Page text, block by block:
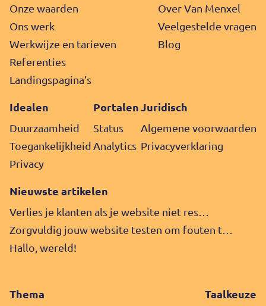
Onze waarden
Ons werk
Werkwijze en tarieven
Referenties
Landingspagina’s
Over Van Menxel
Veelgestelde vragen
Blog
Idealen
Duurzaamheid
Toegankelijkheid
Privacy
Portalen
Status
Analytics
Juridisch
Algemene voorwaarden
Privacy­verklaring
Nieuwste artikelen
Verlies je klanten als je website niet res…
Zorgvuldig jouw website testen om fouten t…
Hallo, wereld!
Thema Taalkeuze